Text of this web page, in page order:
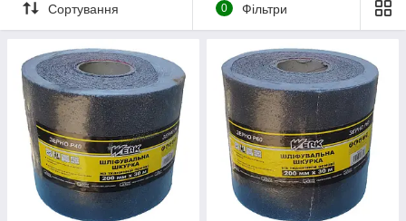
Сортування 0 Фільтри